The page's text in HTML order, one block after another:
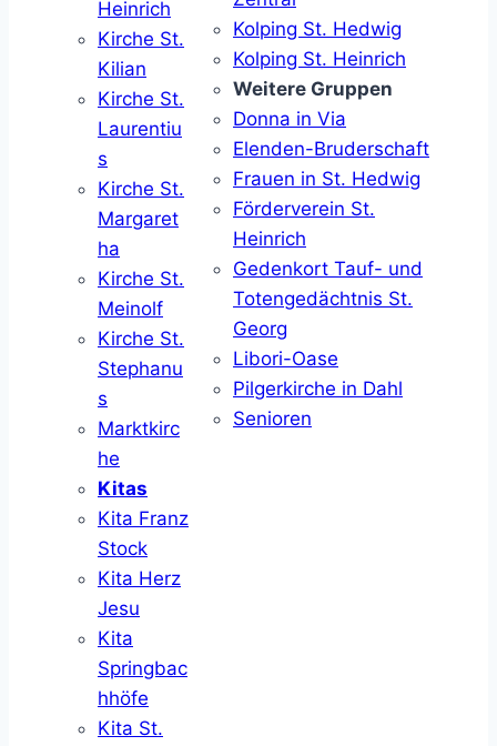
Heinrich
Kirche St.
Kilian
Kirche St.
Laurentiu
s
Kirche St.
Margaret
ha
Kirche St.
Meinolf
Kirche St.
Stephanu
s
Marktkirc
he
Kitas
Kita Franz
Stock
Kita Herz
Jesu
Kita
Springbac
hhöfe
Kita St.
Kolping St. Hedwig
Kolping St. Heinrich
Weitere Gruppen
Donna in Via
Elenden-Bruderschaft
Frauen in St. Hedwig
Förderverein St.
Heinrich
Gedenkort Tauf- und
Totengedächtnis St.
Georg
Libori-Oase
Pilgerkirche in Dahl
Senioren